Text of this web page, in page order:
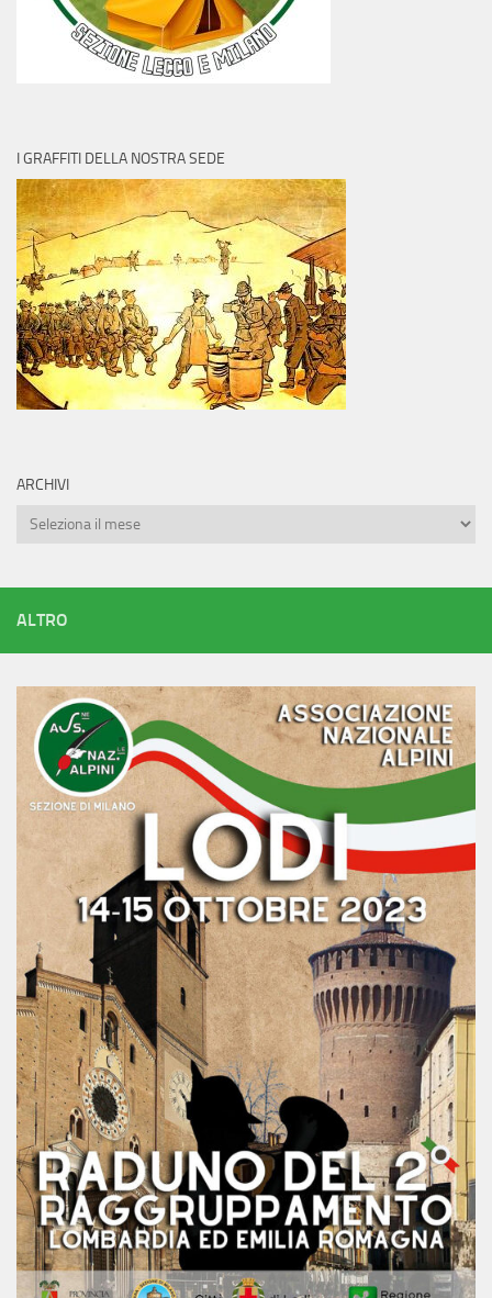
I GRAFFITI DELLA NOSTRA SEDE
ARCHIVI
Archivi
ALTRO